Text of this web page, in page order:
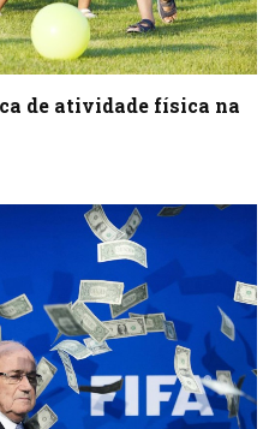
de atividade física na